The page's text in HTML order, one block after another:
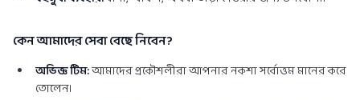
কেন আমাদের সেবা বেছে নিবেন?
অভিজ্ঞ টিম:আমাদের প্রকৌশলীরা আপনার নকশা সর্বোত্তম মানের করে
তোলেন।